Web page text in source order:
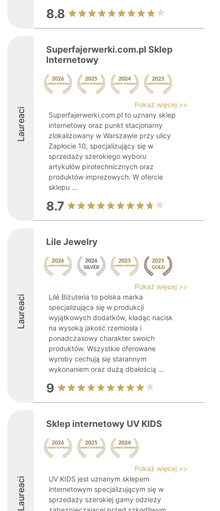
8.8
Laureaci
Superfajerwerki.com.pl Sklep
Internetowy
Pokaż więcej >>
Superfajerwerki.com.pl to uznany sklep
internetowy oraz punkt stacjonarny
zlokalizowany w Warszawie przy ulicy
Zapłocie 10, specjalizujący się w
sprzedaży szerokiego wyboru
artykułów pirotechnicznych oraz
produktów imprezowych. W ofercie
sklepu ...
8.7
Laureaci
Lile Jewelry
Pokaż więcej >>
Lilé Biżuteria to polska marka
specjalizująca się w produkcji
wyjątkowych dodatków, kładąc nacisk
na wysoką jakość rzemiosła i
ponadczasowy charakter swoich
produktów. Wszystkie oferowane
wyroby cechują się starannym
wykonaniem oraz dużą dbałością ...
9
Laureaci
Sklep internetowy UV KIDS
Pokaż więcej >>
UV KIDS jest uznanym sklepem
internetowym specjalizującym się w
sprzedaży szerokiej gamy odzieży